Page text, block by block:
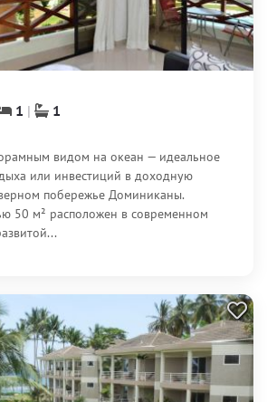
1
1
видом на океан — идеальное
или инвестиций в доходную
побережье Доминиканы.
50 м² расположен в современном